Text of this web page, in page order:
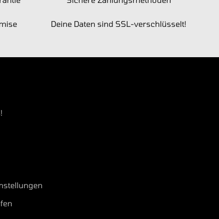
Deine Daten sind SSL-verschlüsselt!